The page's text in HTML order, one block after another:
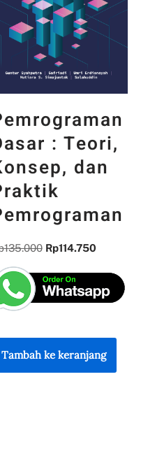
DAN WAJAH
INDONESIA :
MEMORI,
DAN
REFLEKSI
Rp300.000 Rp255.000